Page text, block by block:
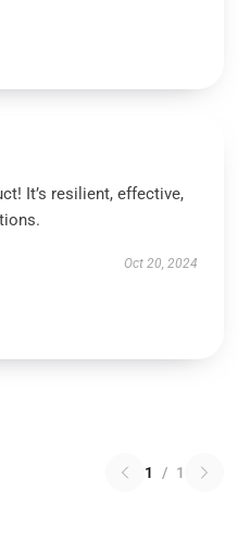
It’s resilient, effective,
Oct 20, 2024
1 / 1